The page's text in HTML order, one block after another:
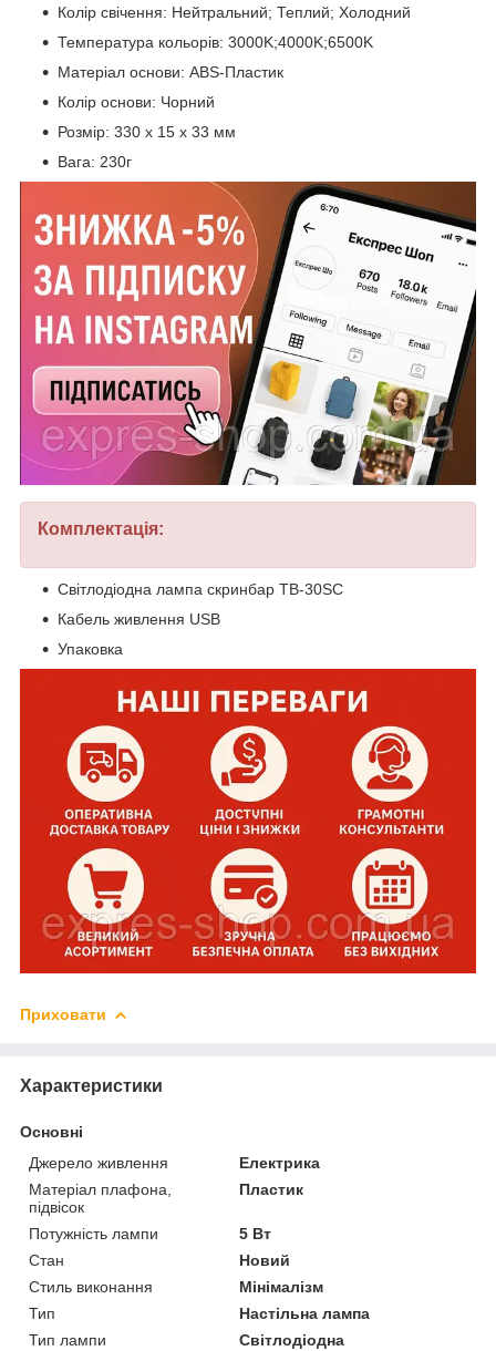
Колір свічення: Нейтральний; Теплий; Холодний
Температура кольорів: 3000K;4000K;6500K
Матеріал основи: ABS-Пластик
Колір основи: Чорний
Розмір: 330 х 15 х 33 мм
Вага: 230г
Комплектація:
Світлодіодна лампа скринбар TB-30SC
Кабель живлення USB
Упаковка
Приховати
Характеристики
Основні
Джерело живлення
Електрика
Матеріал плафона,
підвісок
Пластик
Потужність лампи
5 Вт
Стан
Новий
Стиль виконання
Мінімалізм
Тип
Настільна лампа
Тип лампи
Світлодіодна